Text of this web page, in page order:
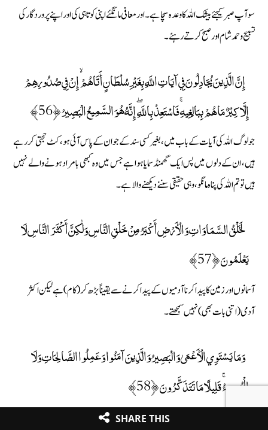
سو آپ صبر کیجئے بیشک اللہ کا وعدہ سچا ہے۔ اور معافی مانگئے اپنی کوتاہی کی اور اپنے پروردگار کی
تسبیح وحمد شام اور صبح کرتے رہئے۔
إِنَّ الَّذِينَ يُجَادِلُونَ فِي آيَاتِ اللَّهِ بِغَيْرِ سُلْطَانٍ أَتَاهُمْ ۙ إِنْ فِي صُدُورِهِمْ
إِلَّا كِبْرٌ مَا هُمْ بِبَالِغِيهِ ۚ فَاسْتَعِذْ بِاللَّهِ ۖ إِنَّهُ هُوَ السَّمِيعُ الْبَصِيرُ ﴿56﴾
جو لوگ اللہ کی آیات کے باب میں، بغیر کسی سند کے جو ان کے پاس آئی ہو، کٹ حجتی کر رہے
ہیں، ان کے دلوں میں پس ایک گھمنڈ سمایا ہوا ہے جس میں وہ کبھی بامراد ہونے والے نہیں
ہیں تو تم اللہ کی پناہ مانگو، وہی حقیقی سننے دیکھنے والا ہے۔
لَخَلْقُ السَّمَاوَاتِ وَالْأَرْضِ أَكْبَرُ مِنْ خَلْقِ النَّاسِ وَلَٰكِنَّ أَكْثَرَ النَّاسِ لَا
يَعْلَمُونَ ﴿57﴾
آسمانوں اور زمین کا پیدا کرنا آدمیوں کے پیدا کرنے سے یقیناً بڑھ کر (کام) ہے لیکن اکثر
آدمی (اتنی بات بھی) نہیں سمجھتے۔
وَمَا يَسْتَوِي الْأَعْمَىٰ وَالْبَصِيرُ وَالَّذِينَ آمَنُوا وَعَمِلُوا الصَّالِحَاتِ وَلَا
الْمُسِيءُ ۚ قَلِيلًا مَا تَتَذَكَّرُونَ ﴿58﴾
ایک اندھا اور آنکھوں والا برابر نہیں ہو سکتا اسی طرح وہ لوگ جو ایمان لائے اور انھوں نے
SHARE THIS